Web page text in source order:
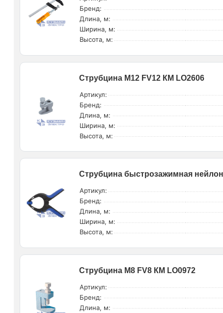
Бренд:
Длина, м:
Ширина, м:
Высота, м:
Струбцина М12 FV12 КМ LO2606
Артикул:
Бренд:
Длина, м:
Ширина, м:
Высота, м:
Струбцина быстрозажимная
Артикул:
Бренд:
Длина, м:
Ширина, м:
Высота, м:
Струбцина М8 FV8 КМ LO0972
Артикул:
Бренд:
Длина, м: